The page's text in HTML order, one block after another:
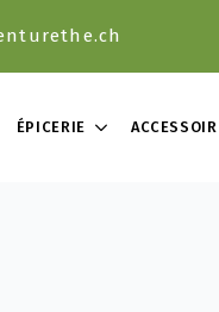
ÉPICERIE